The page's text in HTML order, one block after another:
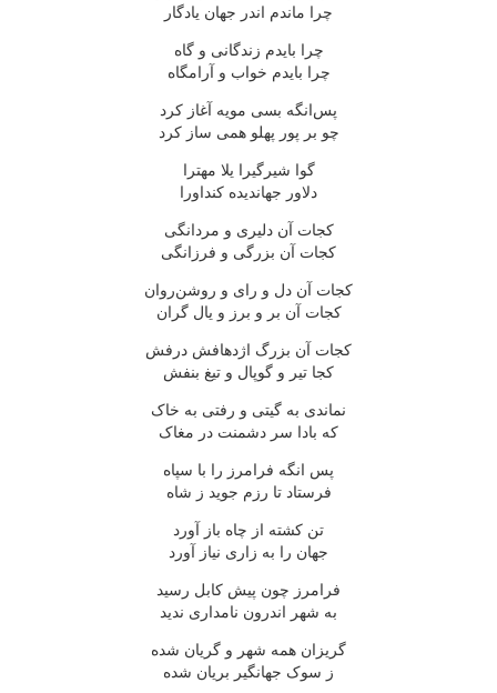
چرا ماندم اندر جهان یادگار
چرا بایدم زندگانی و گاه
چرا بایدم خواب و آرامگاه
پس‌انگه بسی مویه آغاز کرد
چو بر پور پهلو همی ساز کرد
گوا شیرگیرا یلا مهترا
دلاور جهاندیده کنداورا
کجات آن دلیری و مردانگی
کجات آن بزرگی و فرزانگی
کجات آن دل و رای و روشن‌روان
کجات آن بر و برز و یال گران
کجات آن بزرگ اژدهافش درفش
کجا تیر و گوپال و تیغ بنفش
نماندی به گیتی و رفتی به خاک
که بادا سر دشمنت در مغاک
پس انگه فرامرز را با سپاه
فرستاد تا رزم جوید ز شاه
تن کشته از چاه باز آورد
جهان را به زاری نیاز آورد
فرامرز چون پیش کابل رسید
به شهر اندرون نامداری ندید
گریزان همه شهر و گریان شده
ز سوک جهانگیر بریان شده